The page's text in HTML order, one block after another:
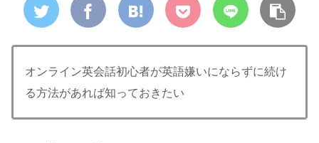
オンライン英会話初心者が英語嫌いにならずに続け
る方法があれば知っておきたい